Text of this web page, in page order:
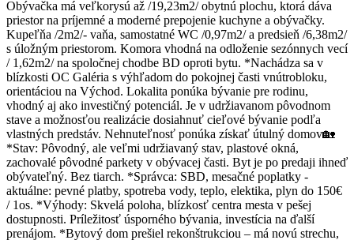
Obývačka má veľkorysú až /19,23m2/ obytnú plochu, ktorá dáva
priestor na príjemné a moderné prepojenie kuchyne a obývačky.
Kupeľňa /2m2/- vaňa, samostatné WC /0,97m2/ a predsieň /6,38m2/
s úložným priestorom. Komora vhodná na odloženie sezónnych vecí
/ 1,62m2/ na spoločnej chodbe BD oproti bytu. *Nachádza sa v
blízkosti OC Galéria s výhľadom do pokojnej časti vnútrobloku,
orientáciou na Východ. Lokalita ponúka bývanie pre rodinu,
vhodný aj ako investičný potenciál. Je v udržiavanom pôvodnom
stave a možnosťou realizácie dosiahnuť cieľové bývanie podľa
vlastných predstáv. Nehnuteľnosť ponúka získať útulný domov🏡
*Stav: Pôvodný, ale veľmi udržiavaný stav, plastové okná,
zachovalé pôvodné parkety v obývacej časti. Byt je po predaji ihneď
obývateľný. Bez tiarch. *Správca: SBD, mesačné poplatky -
aktuálne: pevné platby, spotreba vody, teplo, elektika, plyn do 150€
/ 1os. *Výhody: Skvelá poloha, blízkosť centra mesta v pešej
dostupnosti. Príležitosť úsporného bývania, investícia na ďalší
prenájom. *Bytový dom prešiel rekonštrukciou – má novú strechu,